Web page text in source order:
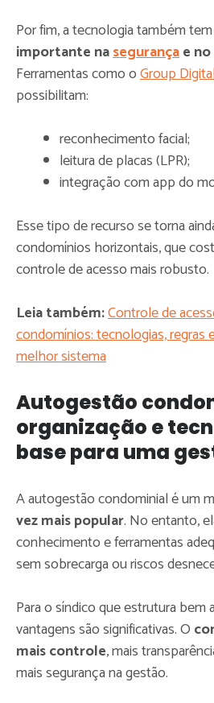
Por fim, a tecnologia também
importante nasegurançae no
Ferramentas como oGroup
possibilitam:
reconhecimento facial;
leitura de placas (LPR);
integração com app do
Esse tipo de recurso se torna
condomínios horizontais, que
controle de acesso mais robusto.
Leia também:Controle de
condomínios: tecnologias,
melhor sistema
Autogestão
organização e
base para uma
A autogestão condominial é um
vez mais popular. No entanto,
conhecimento e ferramentas
sem sobrecarga ou riscos
Para o síndico que estrutura bem
vantagens são significativas. O
mais controle, mais
mais segurança na gestão.